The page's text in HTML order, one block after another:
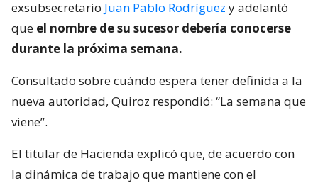
exsubsecretario Juan Pablo Rodríguez y adelantó
que el nombre de su sucesor debería conocerse
durante la próxima semana.
Consultado sobre cuándo espera tener definida a la
nueva autoridad, Quiroz respondió: “La semana que
viene”.
El titular de Hacienda explicó que, de acuerdo con
la dinámica de trabajo que mantiene con el